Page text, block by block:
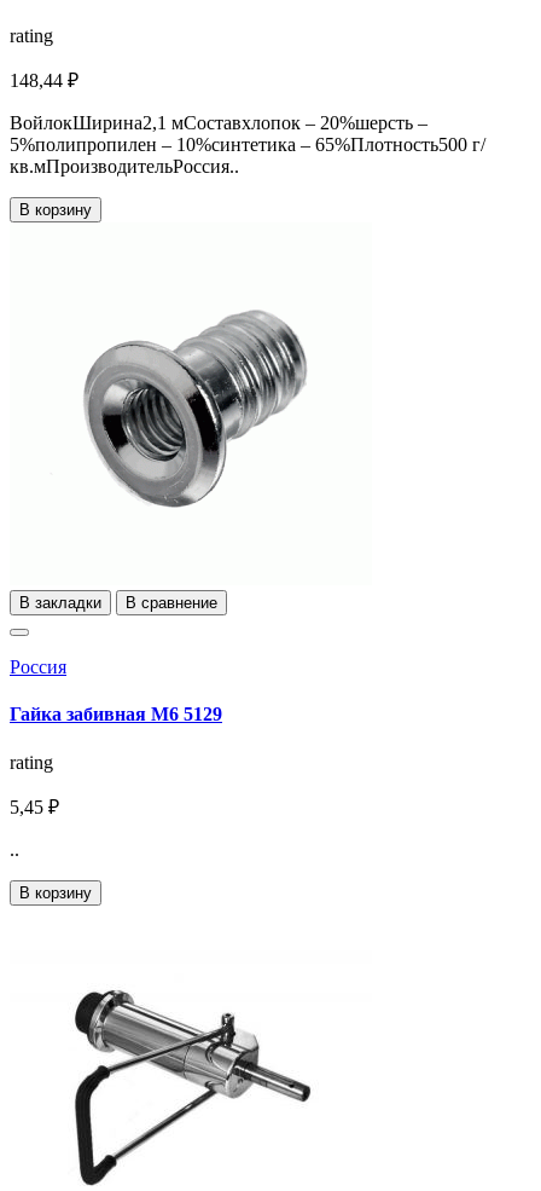
rating
148,44 ₽
ВойлокШирина2,1 мСоставхлопок – 20%шерсть –
5%полипропилен – 10%синтетика – 65%Плотность500 г/
кв.мПроизводительРоссия..
В корзину
В закладки В сравнение
Россия
Гайка забивная М6 5129
rating
5,45 ₽
..
В корзину